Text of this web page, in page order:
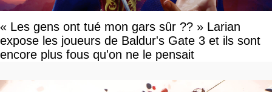
« Les gens ont tué mon gars sûr ?? » Larian
expose les joueurs de Baldur's Gate 3 et ils sont
encore plus fous qu'on ne le pensait